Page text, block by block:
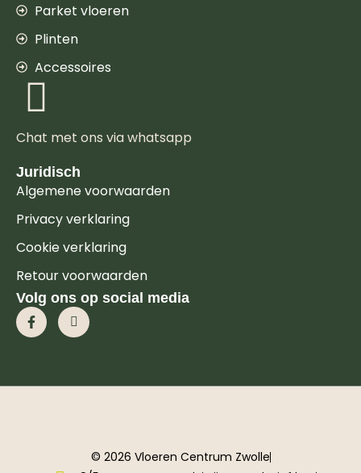
Parket vloeren
Plinten
Accessoires
Chat met ons via whatsapp
Juridisch
Algemene voorwaarden
Privacy verklaring
Cookie verklaring
Retour voorwaarden
Volg ons op social media
© 2026 Vloeren Centrum Zwolle